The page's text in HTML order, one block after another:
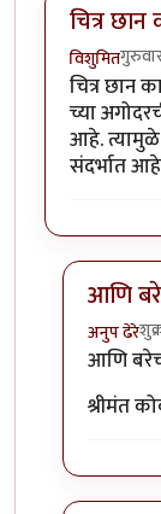
चित्र
विशुमित
चित्र छान
च्या
आहे. त्यामुळे
संदर्भात
आणि
अनुप ढेरे
In
आणि
श्रीमंत